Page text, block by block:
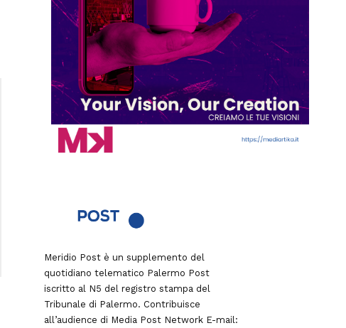
Meridio Post è un supplemento del
quotidiano telematico Palermo Post
iscritto al N5 del registro stampa del
Tribunale di Palermo. Contribuisce
all’audience di Media Post NetworkE-mail: